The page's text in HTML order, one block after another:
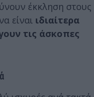
έκκληση στους
είναι ιδιαίτερα
τις άσκοπες